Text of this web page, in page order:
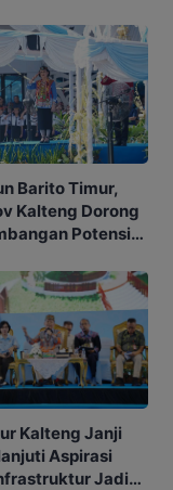
Barito Timur,
Kalteng Dorong
Potensi
Kalteng Janji
Aspirasi
Jadi